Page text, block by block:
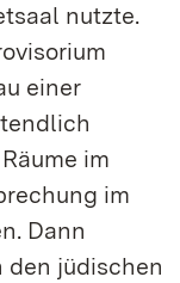
nutzte.
einer
im
im
Dann
den jüdischen